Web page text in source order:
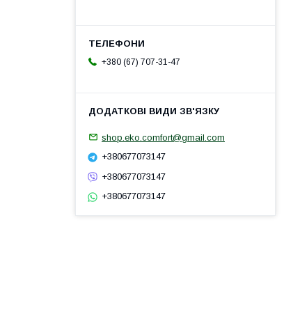
+380 (67) 707-31-47
shop.eko.comfort@gmail.com
+380677073147
+380677073147
+380677073147